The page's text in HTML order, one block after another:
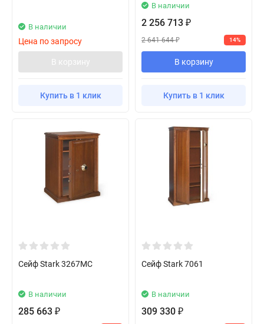
В наличии
Цена по запросу
В корзину
Купить в 1 клик
В наличии
2 256 713 ₽
2 641 644₽ 14%
В корзину
Купить в 1 клик
Сейф Stark 3267MC
В наличии
285 663 ₽
Сейф Stark 7061
В наличии
309 330 ₽